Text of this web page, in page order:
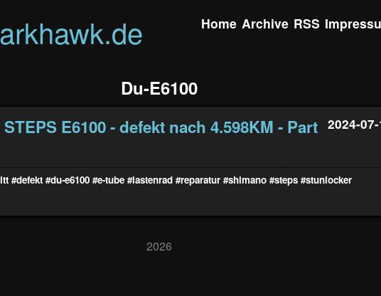
Home Archive RSS
Du-E6100
E6100 - defekt nach 4.598KM - Part
2024-
#defekt #du-e6100 #e-tube #lastenrad #reparatur #shimano #steps #stunlocker
2026